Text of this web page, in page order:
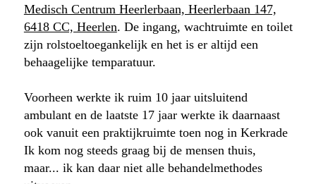
Medisch Centrum Heerlerbaan, Heerlerbaan 147,
6418 CC, Heerlen. De ingang, wachtruimte en toilet
zijn rolstoeltoegankelijk en het is er altijd een
behaagelijke temparatuur.
Voorheen werkte ik ruim 10 jaar uitsluitend
ambulant en de laatste 17 jaar werkte ik daarnaast
ook vanuit een praktijkruimte toen nog in Kerkrade
Ik kom nog steeds graag bij de mensen thuis,
maar... ik kan daar niet alle behandelmethodes